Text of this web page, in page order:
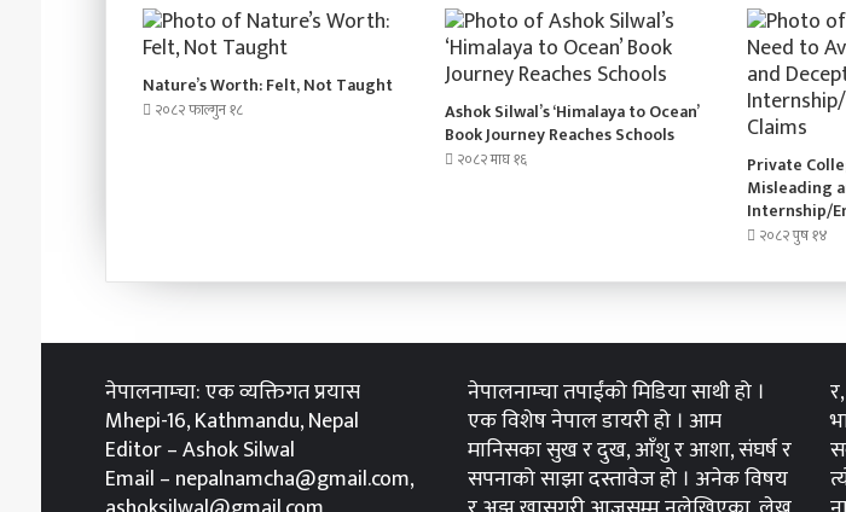
Nature’s Worth: Felt, Not Taught
२०८२ फाल्गुन १८
Ashok Silwal’s ‘Himalaya to Ocean’
Book Journey Reaches Schools
२०८२ माघ १६
Private
Misleading
Internship/
२०८२ पुष १४
नेपालनाम्चा: एक व्यक्तिगत प्रयास
Mhepi-16, Kathmandu, Nepal
Editor – Ashok Silwal
Email – nepalnamcha@gmail.com,
नेपालनाम्चा तपाईंको मिडिया साथी हो ।
एक विशेष नेपाल डायरी हो । आम
मानिसका सुख र दुख, आँशु र आशा, संघर्ष र
सपनाको साझा दस्तावेज हो । अनेक विषय